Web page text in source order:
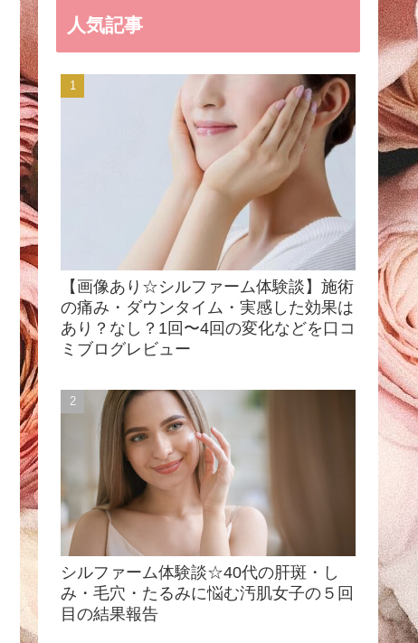
人気記事
【画像あり☆シルファーム体験談】施術
の痛み・ダウンタイム・実感した効果は
あり？なし？1回〜4回の変化などを口コ
ミブログレビュー
シルファーム体験談☆40代の肝斑・し
み・毛穴・たるみに悩む汚肌女子の５回
目の結果報告